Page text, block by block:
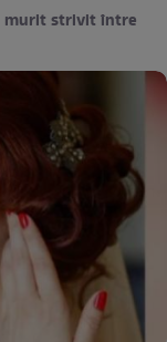
murit strivit între